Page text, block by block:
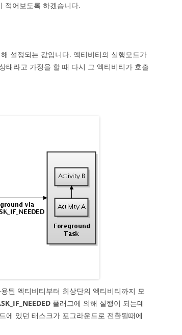
적어보도록 하겠습니다.
설정되는 값입니다. 엑티비티의 실행모드가
태라고 가정을 할 때 다시 그 엑티비티가 호출
된 엑티비티부터 최상단의 엑티비티까지 모
플래그에 의해 실행이 되는데
에 있던 태스크가 포그라운드로 전환될때에